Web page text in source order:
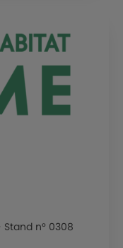
Stand n° 0308